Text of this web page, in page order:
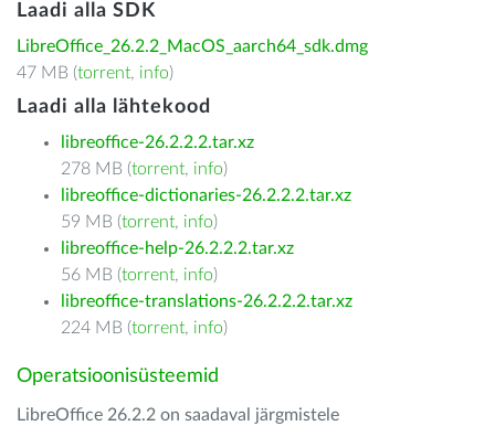
Laadi alla SDK
LibreOffice_26.2.2_MacOS_aarch64_sdk.dmg
47 MB (torrent, info)
Laadi alla lähtekood
libreoffice-26.2.2.2.tar.xz
278 MB (torrent, info)
libreoffice-dictionaries-26.2.2.2.tar.xz
59 MB (torrent, info)
libreoffice-help-26.2.2.2.tar.xz
56 MB (torrent, info)
libreoffice-translations-26.2.2.2.tar.xz
224 MB (torrent, info)
Operatsioonisüsteemid
LibreOffice 26.2.2 on saadaval järgmistele